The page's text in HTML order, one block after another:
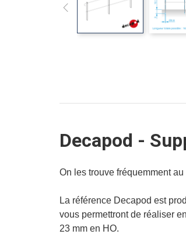
Decapod -
On les trouve fréquemment
La référence Decapod est
vous permettront de réaliser
23 mm en HO.